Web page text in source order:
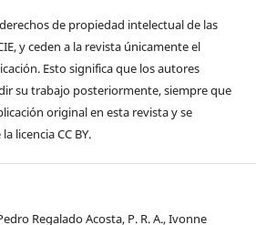
de propiedad intelectual de las
y ceden a la revista únicamente el
Esto significa que los autores
su trabajo posteriormente, siempre que
original en esta revista y se
licencia CC BY.
Regalado Acosta, P. R. A., Ivonne